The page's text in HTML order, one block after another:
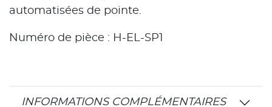
automatisées de pointe.
Numéro de pièce : H-EL-SP1
INFORMATIONS COMPLÉMENTAIRES